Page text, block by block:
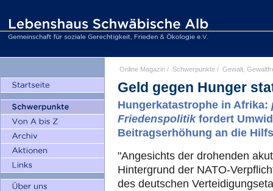
Online Magazin / Schwerpunkte / Gewalt,
Geld gegen Hunger
Hungerkatastrophe in Afrika:
Friedenspolitikfordert
Beitragserhöhung an die
"Angesichts der drohenden
Hintergrund der NATO-
des deutschen